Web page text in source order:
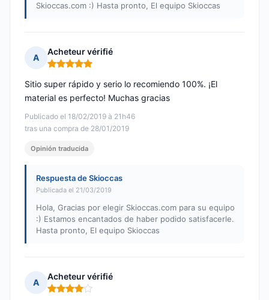
Skioccas.com :) Hasta pronto, El equipo Skioccas
A
Acheteur vérifié
Nota: 5 de 5
Publicado el 18/02/2019 à 21h46
tras una compra de 28/01/2019
Sitio super rápido y serio lo recomiendo 100%. ¡El
material es perfecto! Muchas gracias
Opinión traducida
Respuesta de Skioccas
Publicada el 21/03/2019
Hola, Gracias por elegir Skioccas.com para su equipo
:) Estamos encantados de haber podido satisfacerle.
Hasta pronto, El equipo Skioccas
A
Acheteur vérifié
Nota: 4 de 5